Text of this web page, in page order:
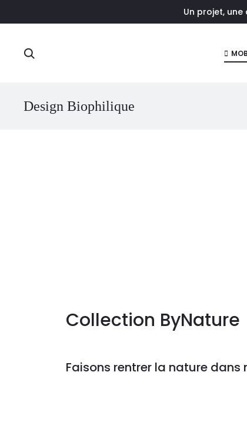
Un projet,
Design Biophilique
Collection ByNature
Faisons rentrer la nature